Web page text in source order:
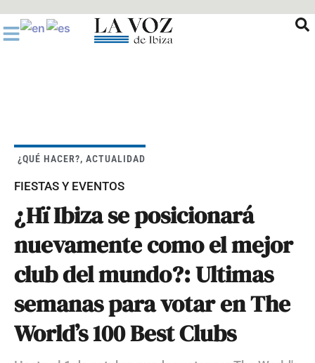
al
contenido
¿QUÉ HACER?, ACTUALIDAD
FIESTAS Y EVENTOS
¿Hï Ibiza se posicionará
nuevamente como el mejor
club del mundo?: Ultimas
semanas para votar en The
World’s 100 Best Clubs